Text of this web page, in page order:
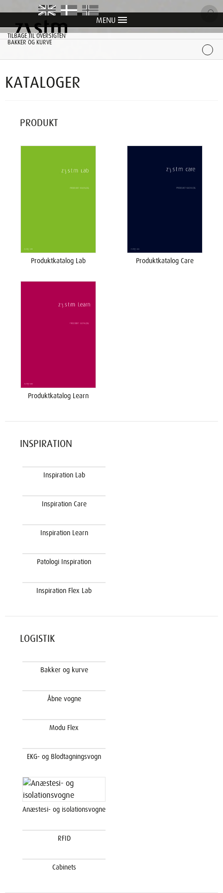
MENU
item item item item item
TILBAGE TIL OVERSIGTEN
BAKKER OG KURVE
KATALOGER
PRODUKT
Produktkatalog Lab Produktkatalog Care
Produktkatalog Learn
INSPIRATION
Inspiration Lab
Inspiration Care
Inspiration Learn
Patologi Inspiration
Inspiration Flex Lab
LOGISTIK
Bakker og kurve
Åbne vogne
Modu Flex
EKG- og Blodtagningsvogn
Anæstesi- og isolationsvogne
RFID
Cabinets